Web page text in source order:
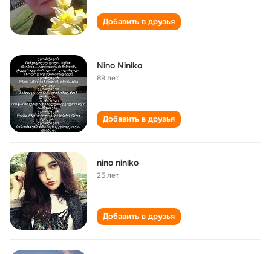
Добавить в друзья
Nino Niniko
89 лет
Добавить в друзья
nino niniko
25 лет
Добавить в друзья